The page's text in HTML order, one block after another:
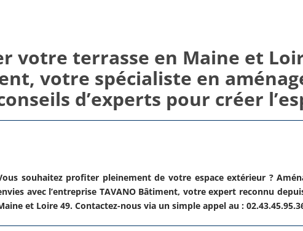
votre terrasse en Maine et
votre spécialiste en
d’experts pour créer
souhaitez profiter pleinement de votre espace extérieur ?
avec l’entreprise TAVANO Bâtiment, votre expert reconnu
et Loire 49. Contactez-nous via un simple appel au :